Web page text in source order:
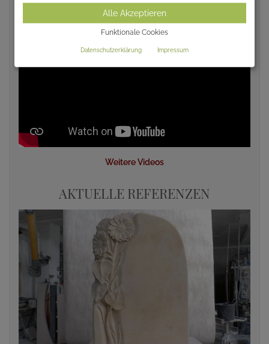
Weitere Videos
AKTUELLE REFERENZEN
Alle Akzeptieren
Funktionale Cookies
Datenschutzerklärung Impressum